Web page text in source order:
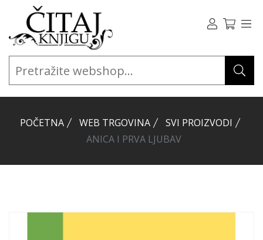
POČETNA WEB TRGOVINA
SVI PROIZVODI
ANICA I PRVA LJUBAV